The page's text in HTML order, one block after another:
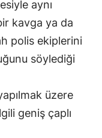
aynı
kavga ya da
polis ekiplerini
söylediği
üzere
geniş çaplı